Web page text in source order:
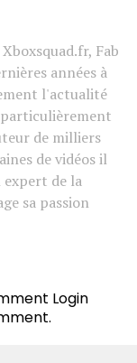
Fab
années à
l'actualité
de milliers
de vidéos il
expert de la
sa passion
Login